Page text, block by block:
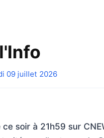
09 juillet 2026
soir à 21h59 sur